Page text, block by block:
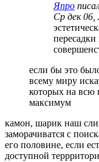
Япро
Ср дек 06,
пересадки
если бы это
всему миру
которых на всю
максимум
камон, шарик наш
заморачиватся с
его половине, если
доступной